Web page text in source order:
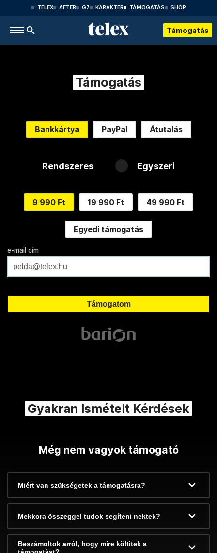
TELEX AFTER G7 KARAKTER TÁMOGATÁS SHOP
Támogatás
Támogatás
Bankkártya PayPal Átutalás
Rendszeres Egyszeri
9 990 Ft 19 990 Ft 49 990 Ft
Egyedi támogatás
e-mail cím
Gyakran Ismételt Kérdések
Még nem vagyok támogató
Miért van szükségetek a támogatásra?
Mekkora összeggel tudok segíteni nektek?
Beszámoltok arról, hogy mire költitek a